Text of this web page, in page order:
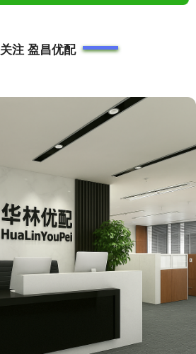
关注 盈昌优配